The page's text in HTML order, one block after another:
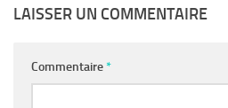
LAISSER UN COMMENTAIRE
Commentaire*